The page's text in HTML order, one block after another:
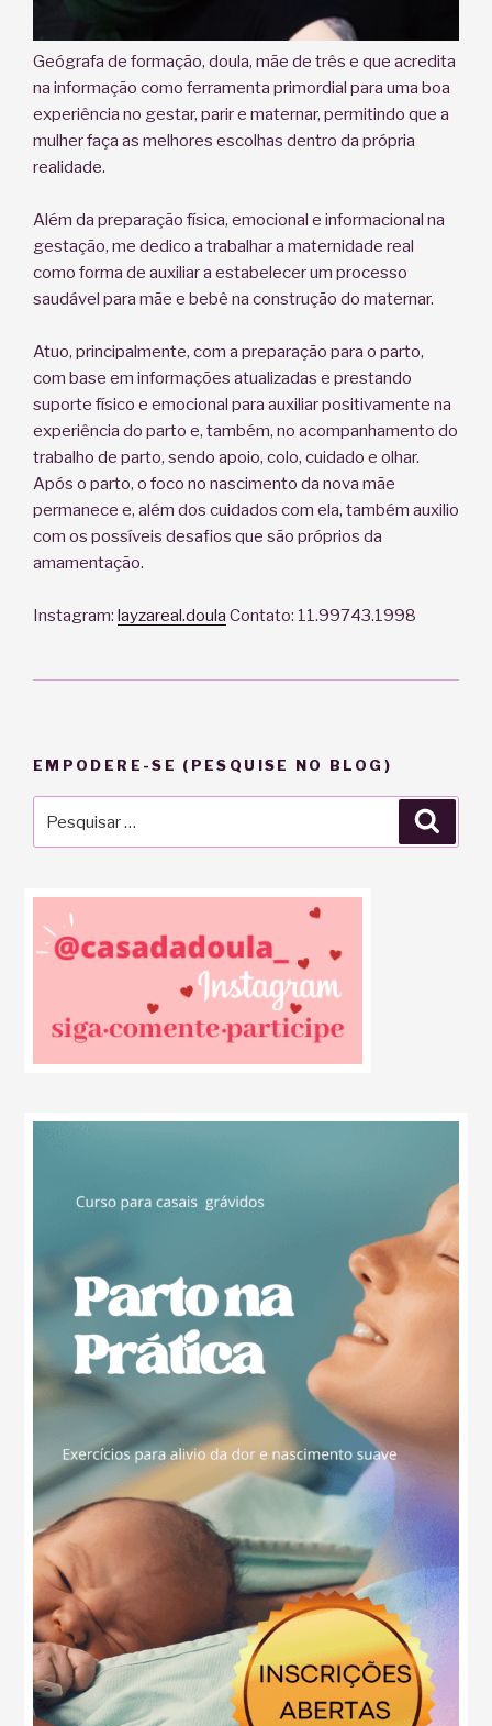
Geógrafa de formação, doula, mãe de três e que acredita
na informação como ferramenta primordial para uma boa
experiência no gestar, parir e maternar, permitindo que a
mulher faça as melhores escolhas dentro da própria
realidade.
Além da preparação física, emocional e informacional na
gestação, me dedico a trabalhar a maternidade real
como forma de auxiliar a estabelecer um processo
saudável para mãe e bebê na construção do maternar.
Atuo, principalmente, com a preparação para o parto,
com base em informações atualizadas e prestando
suporte físico e emocional para auxiliar positivamente na
experiência do parto e, também, no acompanhamento do
trabalho de parto, sendo apoio, colo, cuidado e olhar.
Após o parto, o foco no nascimento da nova mãe
permanece e, além dos cuidados com ela, também auxilio
com os possíveis desafios que são próprios da
amamentação.
Instagram: layzareal.doula Contato: 11.99743.1998
EMPODERE-SE (PESQUISE NO BLOG)
por: